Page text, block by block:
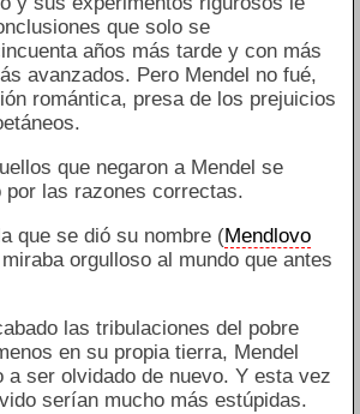
que solo se
años más tarde y con más
avanzados. Pero Mendel no fué,
romántica, presa de los prejuicios
que negaron a Mendel se
por las razones correctas.
que se dió su nombre (Mendlovo
orgulloso al mundo que antes
las tribulaciones del pobre
en su propia tierra, Mendel
a ser olvidado de nuevo. Y esta vez
serían mucho más estúpidas.